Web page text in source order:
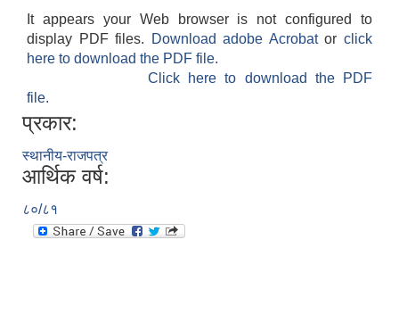
It appears your Web browser is not configured to
display PDF files.
Download adobe Acrobatorclick
here to download the PDF file.
Click here to download the PDF
file.
प्रकार:
स्थानीय-राजपत्र
आर्थिक वर्ष:
८०/८१